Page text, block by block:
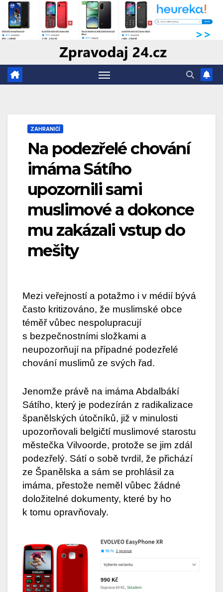
content
ZAHRANIČÍ
Na podezřelé chování
imáma Sátího
upozornili sami
muslimové a dokonce
mu zakázali vstup do
mešity
Mezi veřejností a potažmo i v médií bývá
často kritizováno, že muslimské obce
téměř vůbec nespolupracují
s bezpečnostními složkami a
neupozorňují na případné podezřelé
chování muslimů ze svých řad.
Jenomže právě na imáma Abdalbákí
Sátího, který je podezírán z radikalizace
španělských útočníků, již v minulosti
upozorňovali belgičtí muslimové starostu
městečka Vilvoorde, protože se jim zdál
podezřelý. Sátí o sobě tvrdil, že přichází
ze Španělska a sám se prohlásil za
imáma, přestože neměl vůbec žádné
doložitelné dokumenty, které by ho
k tomu opravňovaly.